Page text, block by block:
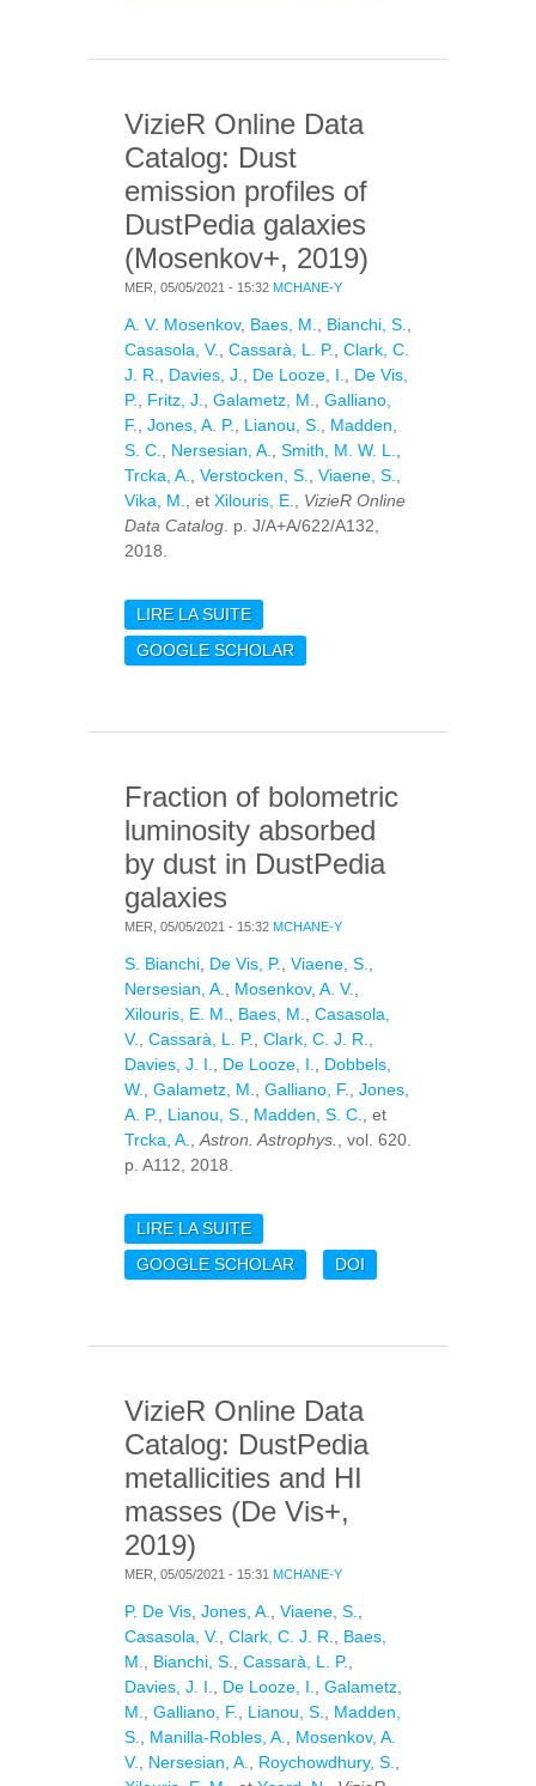
VizieR Online Data
Catalog: Dust
emission profiles of
DustPedia galaxies
(Mosenkov+, 2019)
MER, 05/05/2021 - 15:32 MCHANE-Y
A. V. Mosenkov, Baes, M. Bianchi, S.
Casasola, V.
Cassarà, L. P.
Clark, C.
J. R.
Davies, J. De Looze, I.
De Vis,
P.
Fritz, J. Galametz, M.
Galliano,
F.
Jones, A. P. Lianou, S.
Madden,
S. C.
Nersesian, A. Smith, M. W. L.
Trcka, A.
Verstocken, S. Viaene, S.
Vika, M.
, et Xilouris, E.
VizieR Online
Data Catalog . p. J/A+A/622/A132,
2018.
LIRE LA SUITEDE VIZIER ONLINE DATA
CATALOG: DUST
EMISSION PROFILES
GOOGLE SCHOLAR
Fraction of bolometric
luminosity absorbed
by dust in DustPedia
galaxies
MER, 05/05/2021 - 15:32 MCHANE-Y
S. Bianchi De Vis, P. Viaene, S.
Nersesian, A.
Mosenkov, A. V.
Xilouris, E. M.
Baes, M.
Casasola,
V.
Cassarà, L. P. Clark, C. J. R.
Davies, J. I.
De Looze, I.
Dobbels,
W.
Galametz, M. Galliano, F.
Jones,
A. P.
Lianou, S. Madden, S. C.
, et
Trcka, A.
Astron. Astrophys.
, vol. 620.
p. A112, 2018.
LIRE LA SUITEDE FRACTION OF
BOLOMETRIC
LUMINOSITY
GOOGLE SCHOLAR DOI
VizieR Online Data
Catalog: DustPedia
metallicities and HI
masses (De Vis+,
2019)
MER, 05/05/2021 - 15:31 MCHANE-Y
P. De Vis Jones, A. Viaene, S.
Casasola, V.
Clark, C. J. R.
Baes,
M.
Bianchi, S. Cassarà, L. P.
Davies, J. I.
De Looze, I.
Galametz,
M.
Galliano, F. Lianou, S.
Madden,
S.
Manilla-Robles, A.
Mosenkov, A.
V.
Nersesian, A. Roychowdhury, S.